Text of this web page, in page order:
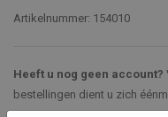
Artikelnummer: 154010
Heeft u nog geen account?
bestellingen dient u zich